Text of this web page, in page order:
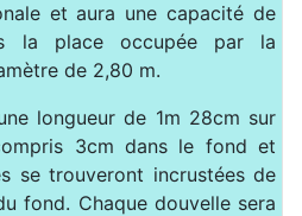
et aura une capacité de
la place occupée par la
de 2,80 m.
longueur de 1m 28cm sur
3cm dans le fond et
se trouveront incrustées de
fond. Chaque douvelle sera